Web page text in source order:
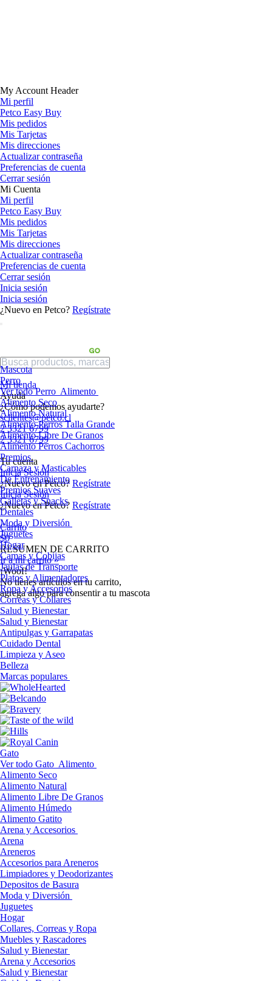
My Account Header
Mi perfil
Petco Easy Buy
Mis pedidos
Mis Tarjetas
Mis direcciones
Actualizar contraseña
Preferencias de cuenta
Cerrar sesión
Mi Cuenta
Mi perfil
Petco Easy Buy
Mis pedidos
Mis Tarjetas
Mis direcciones
Actualizar contraseña
Preferencias de cuenta
Cerrar sesión
Inicia sesión
Inicia sesión
¿Nuevo en Petco? Regístrate
Mi tienda
Ayuda
¿Cómo podemos ayudarte?
sclientes@petco.cl
2 3321 6799
2 3321 6799
Tu cuenta
Inicia Sesión
¿Nuevo en Petco? Regístrate
Inicia Sesión
¿Nuevo en Petco? Regístrate
Carrito
$0
RESUMEN DE CARRITO
Ir a mi carrito »
¡Woof!
No tíenes artículos en tu carrito,
agrega algo para consentir a tu mascota
Mascota
Perro
Ver todo Perro Alimento
Alimento Seco
Alimento Natural
Alimento Perros Talla Grande
Alimento Libre De Granos
Alimento Perros Cachorros
Premios
Carnaza y Masticables
De Entrenamiento
Premios Suaves
Galletas y Snacks
Dentales
Moda y Diversión
Juguetes
Hogar
Camas y Cobijas
Jaulas de Transporte
Platos y Alimentadores
Ropa y Accesorios
Correas y Collares
Salud y Bienestar
Salud y Bienestar
Antipulgas y Garrapatas
Cuidado Dental
Limpieza y Aseo
Belleza
Marcas populares
Gato
Ver todo Gato Alimento
Alimento Seco
Alimento Natural
Alimento Libre De Granos
Alimento Húmedo
Alimento Gatito
Arena y Accesorios
Arena
Areneros
Accesorios para Areneros
Limpiadores y Deodorizantes
Depositos de Basura
Moda y Diversión
Juguetes
Hogar
Collares, Correas y Ropa
Muebles y Rascadores
Salud y Bienestar
Arena y Accesorios
Salud y Bienestar